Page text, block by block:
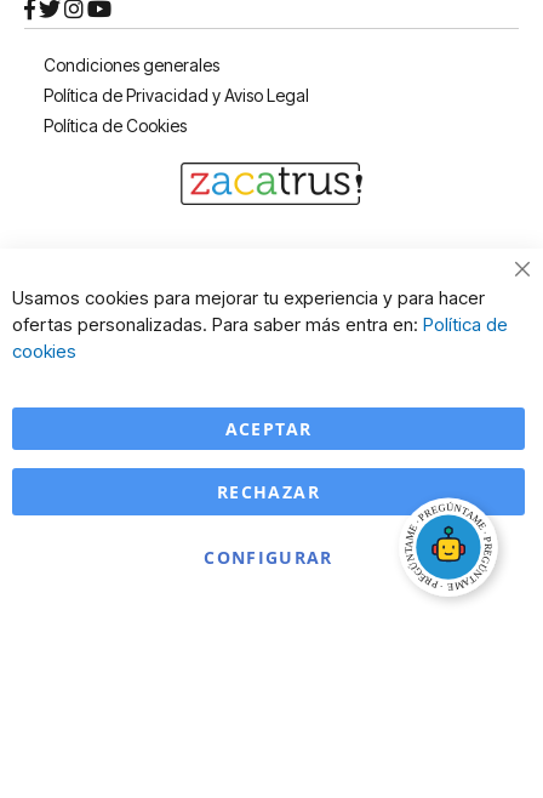
Condiciones generales
Política de Privacidad y Aviso Legal
Política de Cookies
Usamos cookies para mejorar tu experiencia y para hacer
ofertas personalizadas. Para saber más entra en: Política de
cookies
ACEPTAR
CONFIGURAR
RECHAZAR